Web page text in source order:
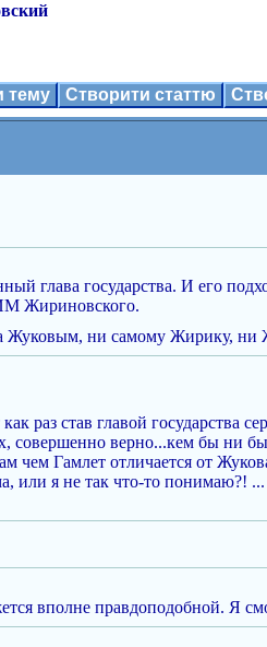
тему Створити статтю
глава государства. И его
Жириновского.
Жуковым, ни самому Жирику, ни
раз став главой государства
совершенно верно...кем бы ни
чем Гамлет отличается от
или я не так что-то понимаю?!
вполне правдоподобной. Я